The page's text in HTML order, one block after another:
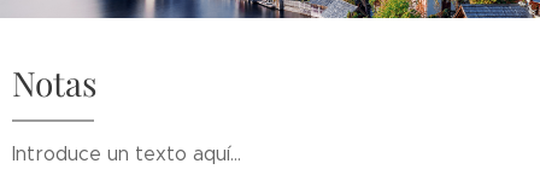
Notas
Introduce un texto aquí...